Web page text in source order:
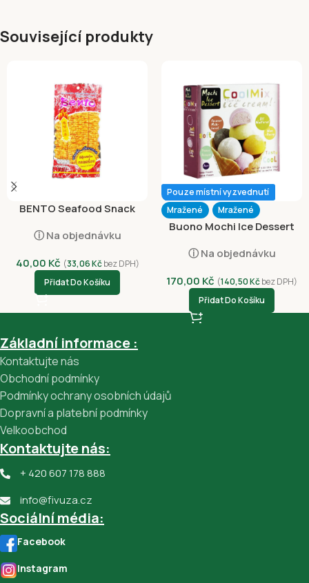
Související produkty
BENTO Seafood Snack
ⓘ Na objednávku
40,00 Kč (33,06Kčbez DPH)
Přidat Do Košíku
Pouze místní vyzvednutí
Mražené
Mražené
Buono Mochi Ice Dessert
ⓘ Na objednávku
170,00 Kč (140,50Kčbez DPH)
Přidat Do Košíku
Základní informace :
Kontaktujte nás
Obchodní podmínky
Podmínky ochrany osobních údajů
Dopravní a platební podmínky
Velkoobchod
Kontaktujte nás:
+ 420 607 178 888
info@fivuza.cz
Sociální média:
Facebook
Instagram